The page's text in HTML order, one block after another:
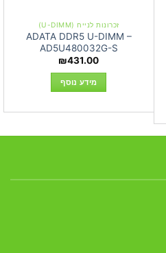
זכרונות לנייח (U-DIMM)
ADATA DDR5 U-DIMM –
AD5U480032G-S
₪431.00
מידע נוסף